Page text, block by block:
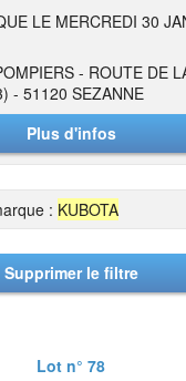
LE MERCREDI 30
- ROUTE DE
- 51120 SEZANNE
Plus d'infos
: KUBOTA
Supprimer le filtre
Lot n° 78